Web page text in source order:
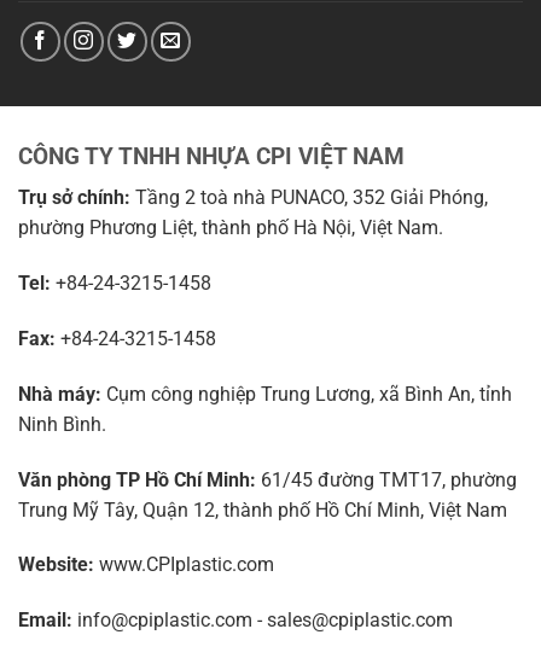
CÔNG TY TNHH NHỰA CPI VIỆT NAM
Trụ sở chính: Tầng 2 toà nhà PUNACO, 352 Giải Phóng,
phường Phương Liệt, thành phố Hà Nội, Việt Nam.
Tel: +84-24-3215-1458
Fax: +84-24-3215-1458
Nhà máy: Cụm công nghiệp Trung Lương, xã Bình An, tỉnh
Ninh Bình.
Văn phòng TP Hồ Chí Minh: 61/45 đường TMT17, phường
Trung Mỹ Tây, Quận 12, thành phố Hồ Chí Minh, Việt Nam
Website: www.CPIplastic.com
Email: info@cpiplastic.com - sales@cpiplastic.com